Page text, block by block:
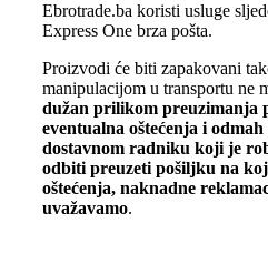
Ebrotrade.ba koristi usluge
Express One brza pošta.
Proizvodi će biti zapakovani
manipulacijom u transportu ne
dužan prilikom preuzimanja
eventualna oštećenja i
dostavnom radniku koji je
odbiti preuzeti pošiljku na
oštećenja, naknadne
uvažavamo.